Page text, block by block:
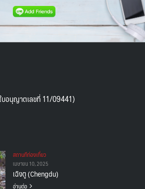
อนุญาตเลขที่ 11/09441)
สถานทีท่องเที่ยว
เมษายน 10, 2025
เฉิงตู (Chengdu)
อ่านต่อ